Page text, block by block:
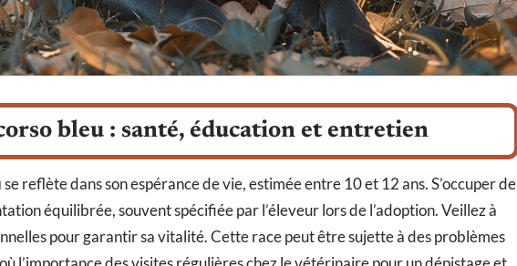
bleu : santé, éducation et entretien
se reflète dans son espérance de vie, estimée entre 10 et 12 ans. S’occuper de
équilibrée, souvent spécifiée par l’éleveur lors de l’adoption. Veillez à
pour garantir sa vitalité. Cette race peut être sujette à des problèmes